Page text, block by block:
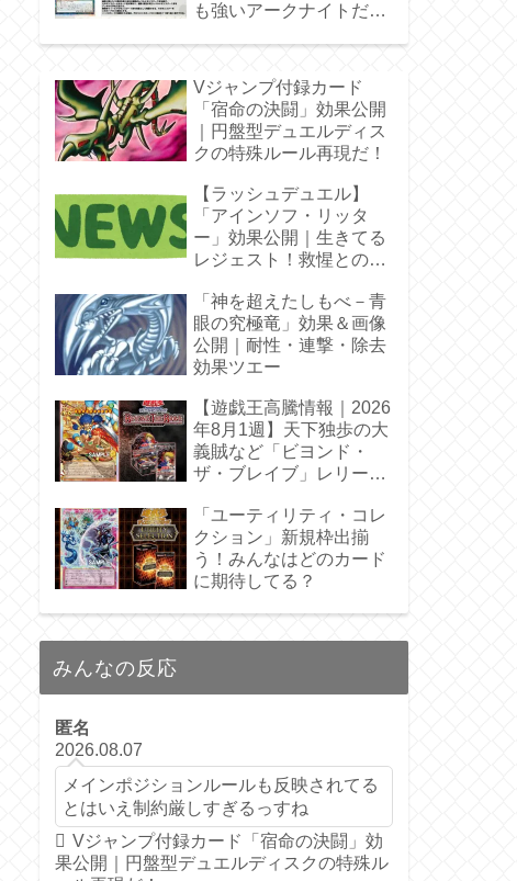
も強いアークナイトだ
Vジャンプ付録カード
「宿命の決闘」効果公開
｜円盤型デュエルディス
クの特殊ルール再現だ！
【ラッシュデュエル】
「アインソフ・リッタ
ー」効果公開｜生きてる
レジェスト！救惺との相
「神を超えたしもべ－青
眼の究極竜」効果＆画像
公開｜耐性・連撃・除去
効果ツエー
【遊戯王高騰情報｜2026
年8月1週】天下独歩の大
義賊など「ビヨンド・
ザ・ブレイブ」レリーフ
「ユーティリティ・コレ
クション」新規枠出揃
う！みんなはどのカード
に期待してる？
みんなの反応
匿名
2026.08.07
メインポジションルールも反映されてる
とはいえ制約厳しすぎるっすね
Vジャンプ付録カード「宿命の決闘」効
果公開｜円盤型デュエルディスクの特殊ル